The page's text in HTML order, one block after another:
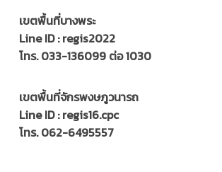
เขตพื้นที่บางพระ
Line ID : regis2022
โทร.033-136099 ต่อ 1030
เขตพื้นที่จักรพงษภูวนารถ
Line ID : regis16.cpc
โทร.062-6495557